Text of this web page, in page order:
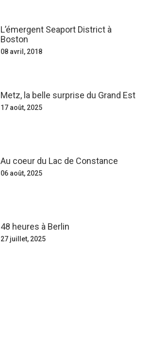
L’émergent Seaport District à
Boston
08 avril, 2018
Metz, la belle surprise du Grand Est
17 août, 2025
Au coeur du Lac de Constance
06 août, 2025
48 heures à Berlin
27 juillet, 2025